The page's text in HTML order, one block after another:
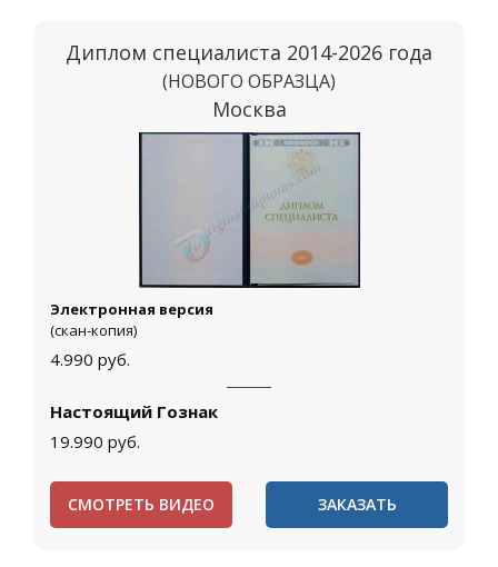
Диплом специалиста 2014-2026 года
(НОВОГО ОБРАЗЦА)
Москва
Электронная версия
(скан-копия)
4.990 руб.
Настоящий Гознак
19.990 руб.
СМОТРЕТЬ ВИДЕО ЗАКАЗАТЬ